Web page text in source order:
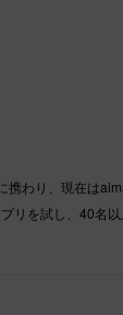
わり、現在は
リを試し、40名